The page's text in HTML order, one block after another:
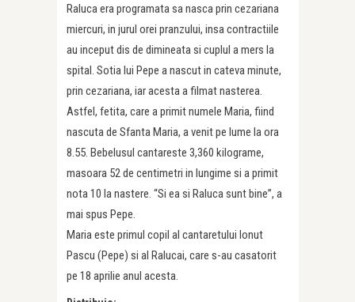
Raluca era programata sa nasca prin cezariana
miercuri, in jurul orei pranzului, insa contractiile
au inceput dis de dimineata si cuplul a mers la
spital. Sotia lui Pepe a nascut in cateva minute,
prin cezariana, iar acesta a filmat nasterea.
Astfel, fetita, care a primit numele Maria, fiind
nascuta de Sfanta Maria, a venit pe lume la ora
8.55. Bebelusul cantareste 3,360 kilograme,
masoara 52 de centimetri in lungime si a primit
nota 10 la nastere. “Si ea si Raluca sunt bine”, a
mai spus Pepe.
Maria este primul copil al cantaretului Ionut
Pascu (Pepe) si al Ralucai, care s-au casatorit
pe 18 aprilie anul acesta.